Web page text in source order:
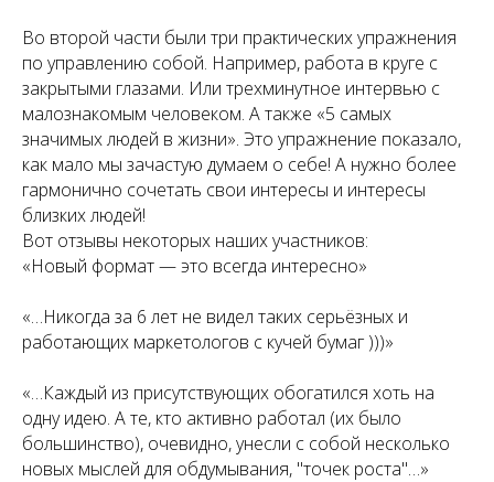
Во второй части были три практических упражнения
по управлению собой. Например, работа в круге с
закрытыми глазами. Или трехминутное интервью с
малознакомым человеком. А также «5 самых
значимых людей в жизни». Это упражнение показало,
как мало мы зачастую думаем о себе! А нужно более
гармонично сочетать свои интересы и интересы
близких людей!
Вот отзывы некоторых наших участников:
«Новый формат — это всегда интересно»
«…Никогда за 6 лет не видел таких серьёзных и
работающих маркетологов с кучей бумаг )))»
«…Каждый из присутствующих обогатился хоть на
одну идею. А те, кто активно работал (их было
большинство), очевидно, унесли с собой несколько
новых мыслей для обдумывания, "точек роста"…»